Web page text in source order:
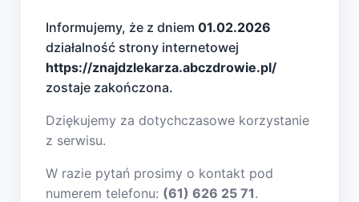
Informujemy, że z dniem 01.02.2026
działalność strony internetowej
https://znajdzlekarza.abczdrowie.pl/
zostaje zakończona.
Dziękujemy za dotychczasowe korzystanie
z serwisu.
W razie pytań prosimy o kontakt pod
numerem telefonu: (61) 626 25 71.